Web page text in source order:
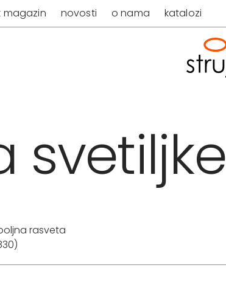
magazin novosti o nama katalozi
svetiljke
rasveta